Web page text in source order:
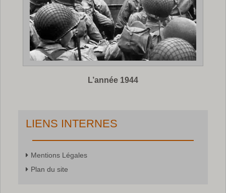
L’année 1944
LIENS INTERNES
Mentions Légales
Plan du site